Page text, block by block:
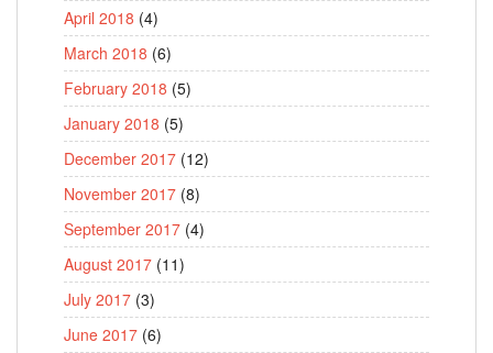
April 2018 (4)
March 2018 (6)
February 2018 (5)
January 2018 (5)
December 2017 (12)
November 2017 (8)
September 2017 (4)
August 2017 (11)
July 2017 (3)
June 2017 (6)